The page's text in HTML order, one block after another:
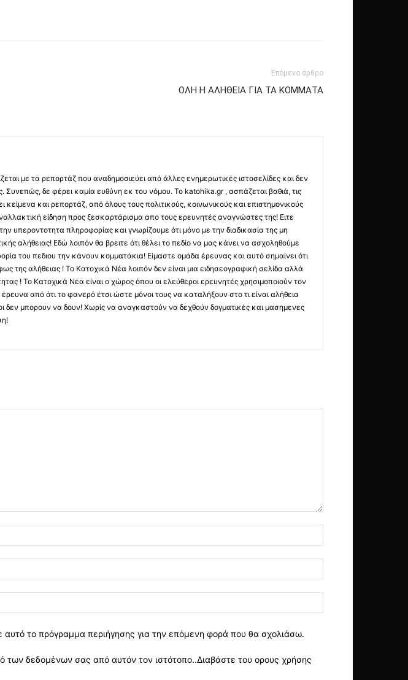
Επόμενο άρθρο
ΟΛΗ Η ΑΛΗΘΕΙΑ ΓΙΑ ΤΑ ΚΟΜΜΑΤΑ
με τα ρεπορτάζ που αναδημοσιεύει από άλλες ενημερωτικές ιστοσελίδες και δεν
Συνεπώς, δε φέρει καμία ευθύνη εκ του νόμου. Το katohika.gr , ασπάζεται βαθιά, τις
και ρεπορτάζ, από όλους τους πολιτικούς, κοινωνικούς και επιστημονικούς
είδηση προς ξεσκαρτάρισμα απο τους ερευνητές αναγνώστες της! Ειτε
υπεροντοτητα πληροφορίας και γνωρίζουμε ότι μόνο με την διαδικασία της μη
αλήθειας! Εδώ λοιπόν θα βρειτε ότι θέλει το πεδίο να μας κάνει να ασχοληθούμε
του πεδιου την κάνουν κομματάκια! Είμαστε ομάδα έρευνας και αυτό σημαίνει ότι
αλήθειας ! Το Κατοχικά Νέα λοιπόν δεν είναι μια ειδησεογραφική σελίδα αλλά
! Το Κατοχικά Νέα είναι ο χώρος όπου οι ελεύθεροι ερευνητές χρησιμοποιούν τον
από ότι το φανερό έτσι ώστε μόνοι τους να καταλήξουν στο τι είναι αλήθεια
δεν μπορουν να δουν! Χωρίς να αναγκαστούν να δεχθούν δογματικές και μασημενες
αυτό το πρόγραμμα περιήγησης για την επόμενη φορά που θα σχολιάσω.
των δεδομένων σας από αυτόν τον ιστότοπο..Διαβάστε του ορους χρήσης